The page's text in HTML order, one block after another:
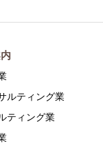
ルティング業
ティング業